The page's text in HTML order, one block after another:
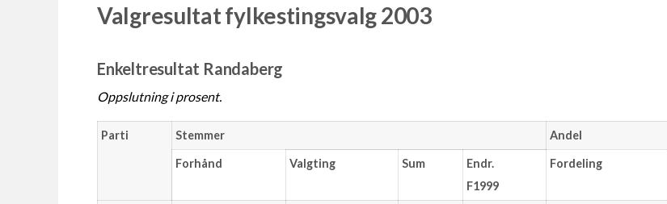
Valgresultat fylkestingsvalg 2003
Enkeltresultat Randaberg
Oppslutning i prosent.
Parti Stemmer Andel
Forhånd Valgting Sum
Endr.
F1999
Fordeling